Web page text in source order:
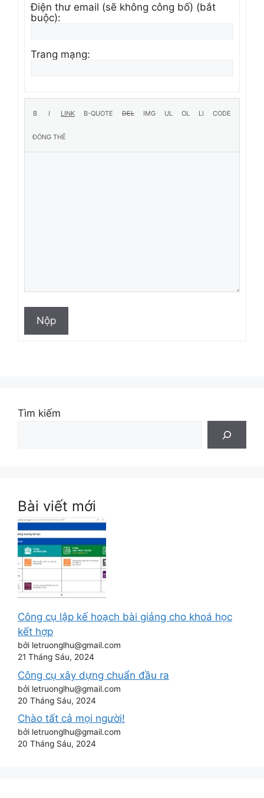
Điện thư email (sẽ không công bố) (bắt
buộc):
Trang mạng:
Nộp
Tìm kiếm
Bài viết mới
Công cụ lập kế hoạch bài giảng cho khoá học
kết hợp
bởi letruonglhu@gmail.com
21 Tháng Sáu, 2024
Công cụ xây dựng chuẩn đầu ra
bởi letruonglhu@gmail.com
20 Tháng Sáu, 2024
Chào tất cả mọi người!
bởi letruonglhu@gmail.com
20 Tháng Sáu, 2024